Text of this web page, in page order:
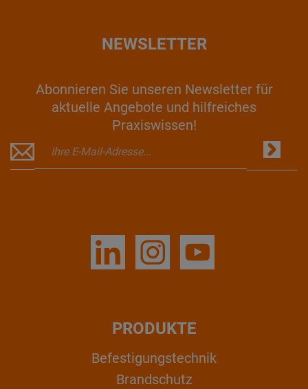
NEWSLETTER
Abonnieren Sie unseren Newsletter für
aktuelle Angebote und hilfreiches
Praxiswissen!
PRODUKTE
Befestigungstechnik
Brandschutz